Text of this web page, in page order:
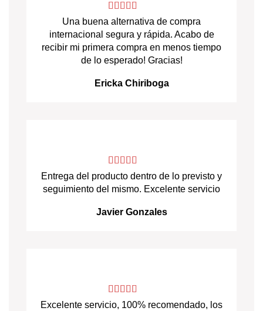
Una buena alternativa de compra
internacional segura y rápida. Acabo de
recibir mi primera compra en menos tiempo
de lo esperado! Gracias!
Ericka Chiriboga
Entrega del producto dentro de lo previsto y
seguimiento del mismo. Excelente servicio
Javier Gonzales
Excelente servicio, 100% recomendado, los